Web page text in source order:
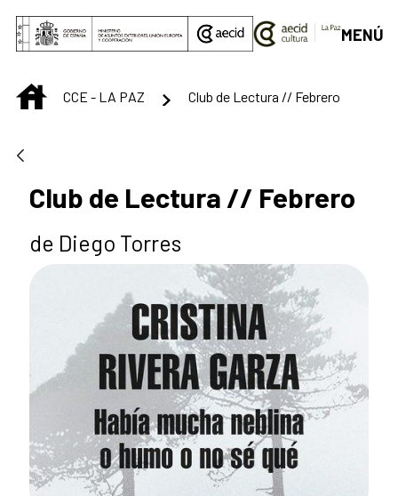
Saltar al contenido principal
MENÚ
INICIOCCE - LA PAZ Club de Lectura // Febrero
Club de Lectura // Febrero
de Diego Torres